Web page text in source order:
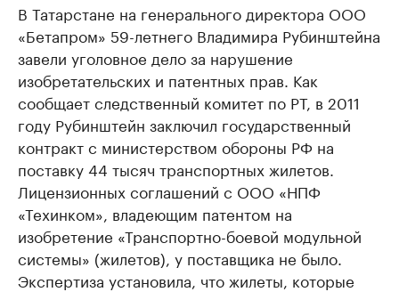
В Татарстане на генерального директора ООО
«Бетапром» 59-летнего Владимира Рубинштейна
завели уголовное дело за нарушение
изобретательских и патентных прав. Как
сообщает следственный комитет по РТ, в 2011
году Рубинштейн заключил государственный
контракт с министерством обороны РФ на
поставку 44 тысяч транспортных жилетов.
Лицензионных соглашений с ООО «НПФ
«Техинком», владеющим патентом на
изобретение «Транспортно-боевой модульной
системы» (жилетов), у поставщика не было.
Экспертиза установила, что жилеты, которые